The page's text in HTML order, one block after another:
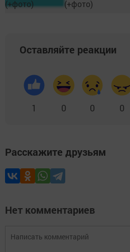
Оставляйте реакции
1 0 0 0
Расскажите друзьям
Нет комментариев